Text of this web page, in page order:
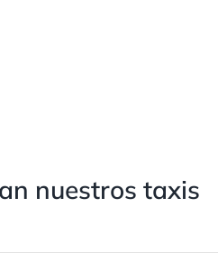
nuestros taxis